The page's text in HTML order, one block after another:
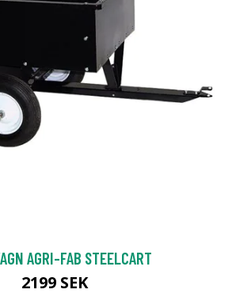
AGRI-FAB STEELCART
2199 SEK